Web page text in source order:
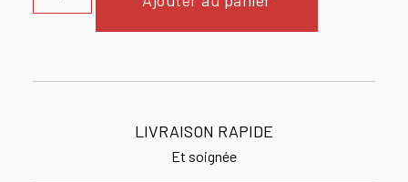
LIVRAISON RAPIDE
Et soignée